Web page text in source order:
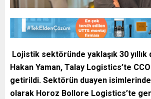
Lojistik sektöründe yaklaşık 30
Hakan Yaman, Talay Logistics’te
getirildi. Sektörün duayen
olarak Horoz Bollore Logistics’te